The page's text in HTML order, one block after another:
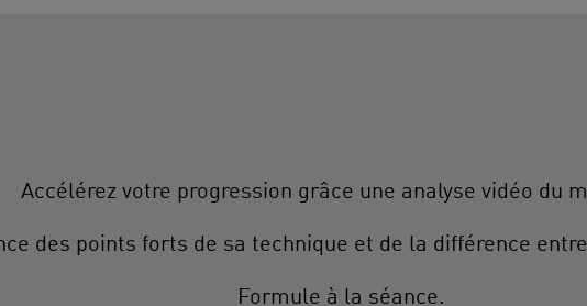
Accélérez votre progression grâce une analyse vidéo du
des points forts de sa technique et de la différence
Formule à la séance.